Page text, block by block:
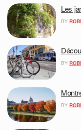
Les
BY
BY
BY